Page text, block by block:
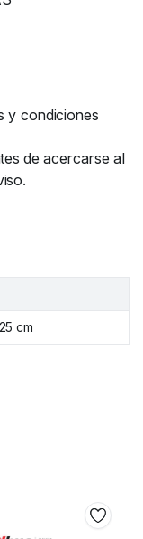
y condiciones
de acercarse al
cm